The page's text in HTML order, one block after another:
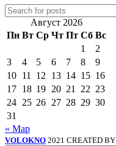
Август 2026
Пн Вт Ср Чт Пт Сб Вс
1
2
3
4 5 6 7 8
9
10 11 12 13 14 15 16
17 18 19 20 21 22 23
24 25 26 27 28 29 30
31
« Мар
VOLOKNO 2021 CREATED BY